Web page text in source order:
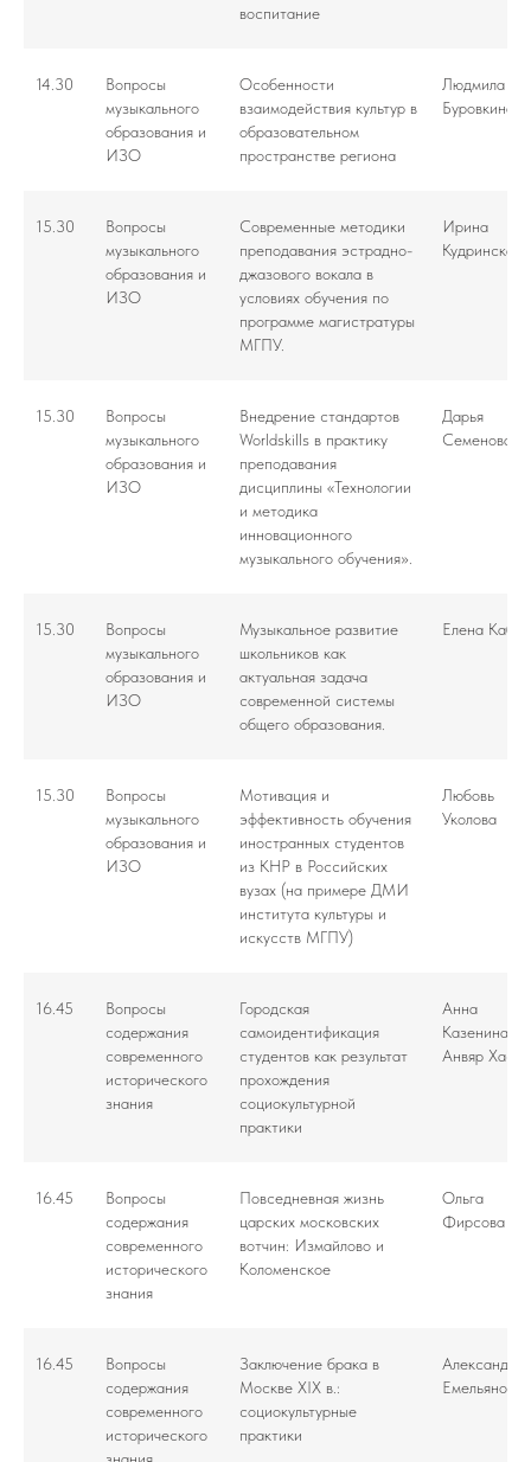
воспитание
14.30
Вопросы
музыкального
образования и
ИЗО
Особенности
взаимодействия культур в
образовательном
пространстве региона
Людмила
Буровкина
15.30
Вопросы
музыкального
образования и
ИЗО
Современные методики
преподавания эстрадно-
джазового вокала в
условиях обучения по
программе магистратуры
МГПУ.
Ирина
Кудринская
15.30
Вопросы
музыкального
образования и
ИЗО
Внедрение стандартов
Worldskills в практику
преподавания
дисциплины «Технологии
и методика
инновационного
музыкального обучения».
Дарья
Семенова
15.30
Вопросы
музыкального
образования и
ИЗО
Музыкальное развитие
школьников как
актуальная задача
современной системы
общего образования.
Елена
15.30
Вопросы
музыкального
образования и
ИЗО
Мотивация и
эффективность обучения
иностранных студентов
из КНР в Российских
вузах (на примере ДМИ
института культуры и
искусств МГПУ)
Любовь
Уколова
16.45
Вопросы
содержания
современного
исторического
знания
Городская
самоидентификация
студентов как результат
прохождения
социокультурной
практики
Анна
Казенина,
Анвяр
16.45
Вопросы
содержания
современного
исторического
знания
Повседневная жизнь
царских московских
вотчин: Измайлово и
Коломенское
Ольга
Фирсова
16.45
Вопросы
содержания
современного
исторического
Заключение брака в
Москве XIX в.:
социокультурные
практики
Александра
Емельянова